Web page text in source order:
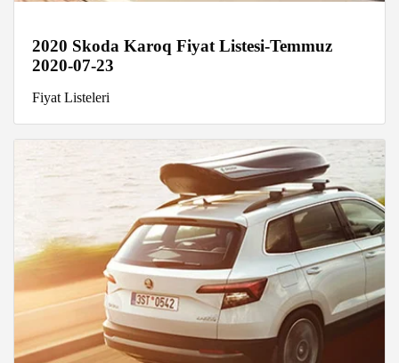
2020 Skoda Karoq Fiyat Listesi-Temmuz
2020-07-23
Fiyat Listeleri